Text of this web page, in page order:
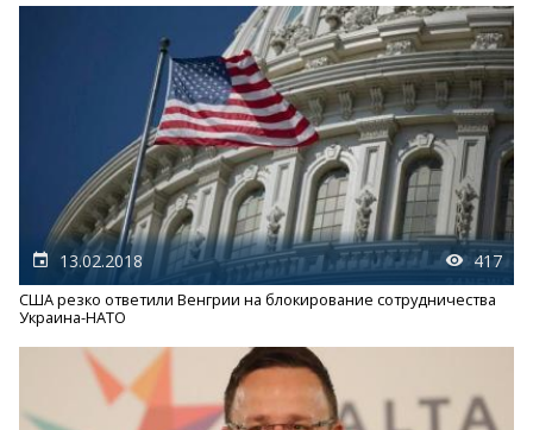
13.02.2018 417
США резко ответили Венгрии на блокирование сотрудничества
Украина-НАТО